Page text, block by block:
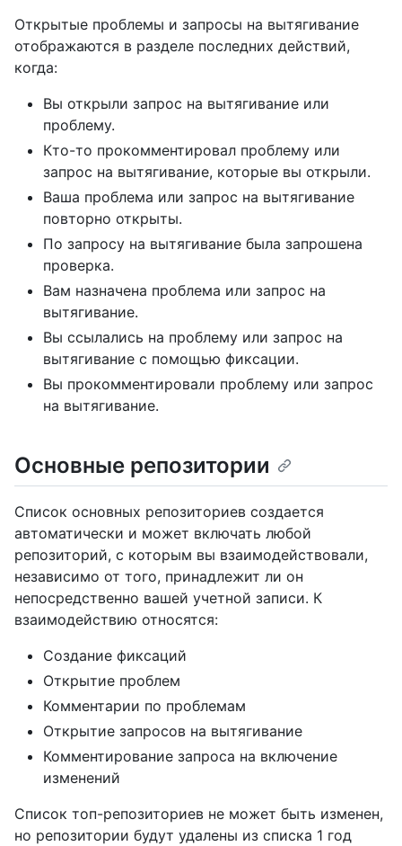
Открытые проблемы и запросы на вытягивание
отображаются в разделе последних действий,
когда:
Вы открыли запрос на вытягивание или
проблему.
Кто-то прокомментировал проблему или
запрос на вытягивание, которые вы открыли.
Ваша проблема или запрос на вытягивание
повторно открыты.
По запросу на вытягивание была запрошена
проверка.
Вам назначена проблема или запрос на
вытягивание.
Вы ссылались на проблему или запрос на
вытягивание с помощью фиксации.
Вы прокомментировали проблему или запрос
на вытягивание.
Основные репозитории
Список основных репозиториев создается
автоматически и может включать любой
репозиторий, с которым вы взаимодействовали,
независимо от того, принадлежит ли он
непосредственно вашей учетной записи. К
взаимодействию относятся:
Создание фиксаций
Открытие проблем
Комментарии по проблемам
Открытие запросов на вытягивание
Комментирование запроса на включение
изменений
Список топ-репозиториев не может быть изменен,
но репозитории будут удалены из списка 1 год